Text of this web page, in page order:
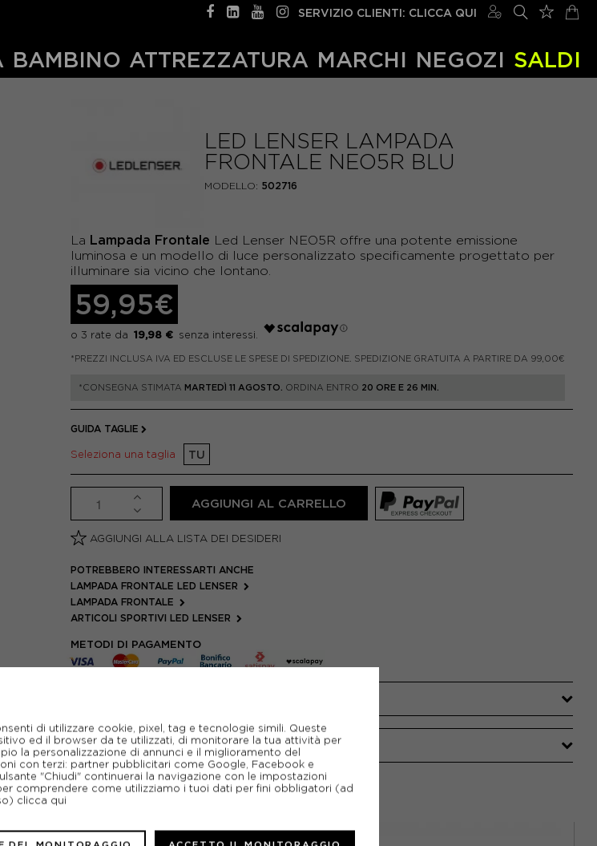
SERVIZIO CLIENTI: CLICCA QUI
BAMBINO ATTREZZATURA MARCHI NEGOZI SALDI
LED LENSER LAMPADA
FRONTALE NEO5R BLU
MODELLO: 502716
La Lampada Frontale Led Lenser NEO5R offre una potente emissione
luminosa e un modello di luce personalizzato specificamente progettato per
illuminare sia vicino che lontano.
59,95€
19,98 €
*PREZZI INCLUSA IVA ED ESCLUSE LE SPESE DI SPEDIZIONE. SPEDIZIONE GRATUITA A PARTIRE DA 99,00€
*CONSEGNA STIMATA MARTEDÌ 11 AGOSTO. ORDINA ENTRO 20 ORE E 26 MIN.
GUIDA TAGLIE
Seleziona una taglia TU
AGGIUNGI AL CARRELLO
AGGIUNGI ALLA LISTA DEI DESIDERI
POTREBBERO INTERESSARTI ANCHE
LAMPADA FRONTALE LED LENSER
LAMPADA FRONTALE
ARTICOLI SPORTIVI LED LENSER
METODI DI PAGAMENTO
DA NOI
di utilizzare cookie, pixel, tag e tecnologie simili. Queste
ed il browser da te utilizzati, di monitorare la tua attività per
la personalizzazione di annunci e il miglioramento del
con terzi: partner pubblicitari come Google, Facebook e
"Chiudi" continuerai la navigazione con le impostazioni
comprendere come utilizziamo i tuoi dati per fini obbligatori (ad
clicca qui